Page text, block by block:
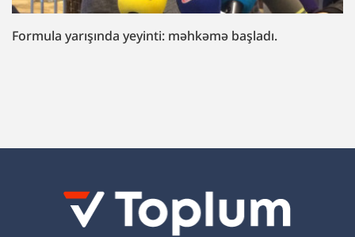
Formula yarışında yeyinti: məhkəmə başladı.